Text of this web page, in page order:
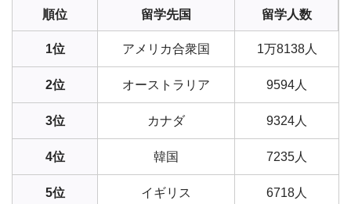
順位 留学先国 留学人数
1位 アメリカ合衆国 1万8138人
2位 オーストラリア 9594人
3位 カナダ 9324人
4位 韓国 7235人
5位 イギリス 6718人